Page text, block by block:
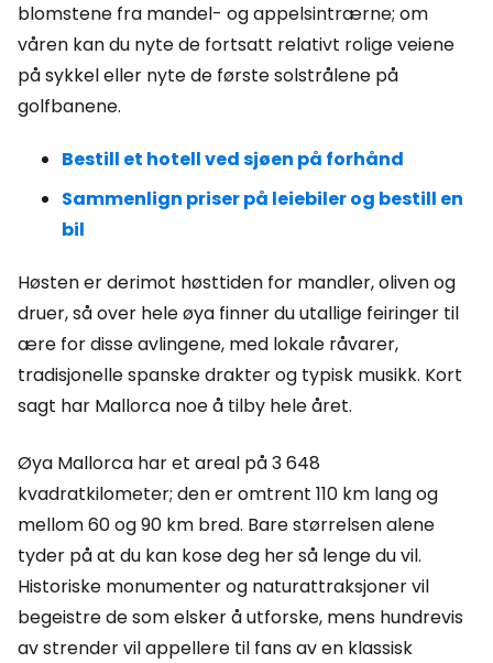
blomstene fra mandel- og appelsintrærne; om
våren kan du nyte de fortsatt relativt rolige veiene
på sykkel eller nyte de første solstrålene på
golfbanene.
Bestill et hotell ved sjøen på forhånd
Sammenlign priser på leiebiler og bestill en
bil
Høsten er derimot høsttiden for mandler, oliven og
druer, så over hele øya finner du utallige feiringer til
ære for disse avlingene, med lokale råvarer,
tradisjonelle spanske drakter og typisk musikk. Kort
sagt har Mallorca noe å tilby hele året.
Øya Mallorca har et areal på 3 648
kvadratkilometer; den er omtrent 110 km lang og
mellom 60 og 90 km bred. Bare størrelsen alene
tyder på at du kan kose deg her så lenge du vil.
Historiske monumenter og naturattraksjoner vil
begeistre de som elsker å utforske, mens hundrevis
av strender vil appellere til fans av en klassisk